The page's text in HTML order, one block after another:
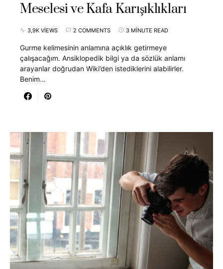
Meselesi ve Kafa Karışıklıkları
3,9K VIEWS 2 COMMENTS 3 MINUTE READ
Gurme kelimesinin anlamına açıklık getirmeye
çalışacağım. Ansiklopedik bilgi ya da sözlük anlamı
arayanlar doğrudan Wiki’den istediklerini alabilirler.
Benim…